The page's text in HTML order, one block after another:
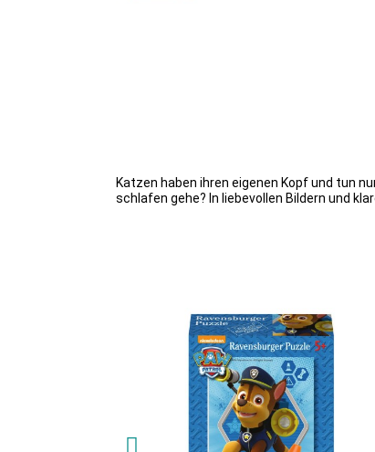
Katzen haben ihren eigenen Kopf und tun
schlafen gehe? In liebevollen Bildern und